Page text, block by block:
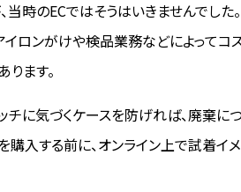
当時のECではそうはいきませんでし
イロンがけや検品業務などによってコ
ます。
チに気づくケースを防げれば、廃棄に
購入する前に、オンライン上で試着